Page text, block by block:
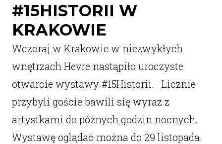
#15HISTORII W
KRAKOWIE
Wczoraj w Krakowie w niezwykłych
wnętrzach Hevre nastąpiło uroczyste
otwarcie wystawy #15Historii. Licznie
przybyli goście bawili się wyraz z
artystkami do późnych godzin nocnych.
Wystawę oglądać można do 29 listopada.